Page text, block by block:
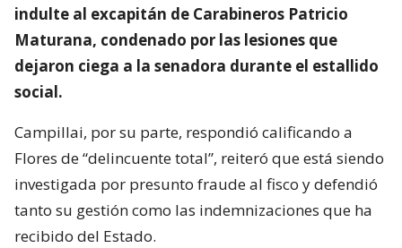
indulte al excapitán de Carabineros Patricio
Maturana, condenado por las lesiones que
dejaron ciega a la senadora durante el estallido
social.
Campillai, por su parte, respondió calificando a
Flores de “delincuente total”, reiteró que está siendo
investigada por presunto fraude al fisco y defendió
tanto su gestión como las indemnizaciones que ha
recibido del Estado.